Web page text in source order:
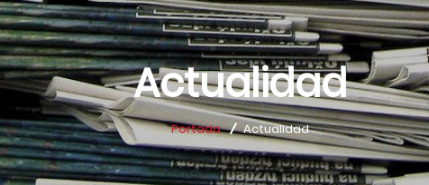
Actualidad
Portada Actualidad